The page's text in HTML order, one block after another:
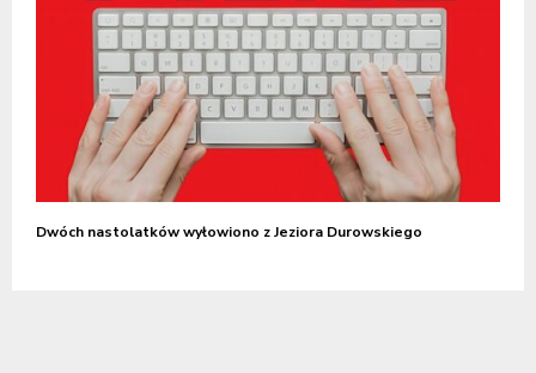
Dwóch nastolatków wyłowiono z Jeziora Durowskiego